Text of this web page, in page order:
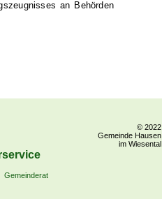
an Behörden
Gemeinderat
© 2022
Gemeinde Hausen
im Wiesental